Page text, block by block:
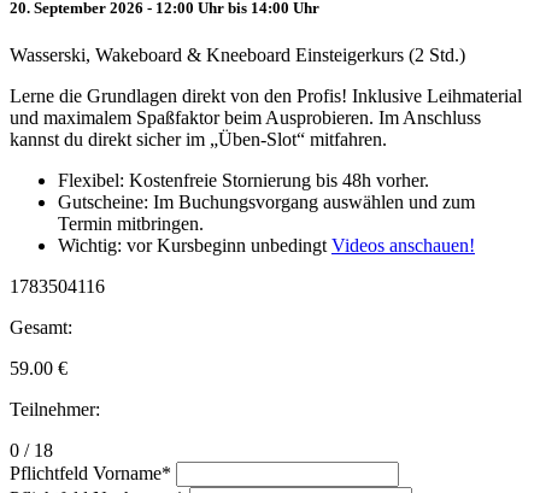
20. September 2026 - 12:00 Uhr bis 14:00 Uhr
Wasserski, Wakeboard & Kneeboard Einsteigerkurs (2 Std.)
Lerne die Grundlagen direkt von den Profis! Inklusive Leihmaterial
und maximalem Spaßfaktor beim Ausprobieren. Im Anschluss
kannst du direkt sicher im „Üben-Slot“ mitfahren.
Flexibel: Kostenfreie Stornierung bis 48h vorher.
Gutscheine: Im Buchungsvorgang auswählen und zum
Termin mitbringen.
Wichtig: vor Kursbeginn unbedingt Videos anschauen!
1783504116
Gesamt:
59.00 €
Teilnehmer:
0 / 18
Pflichtfeld Vorname*